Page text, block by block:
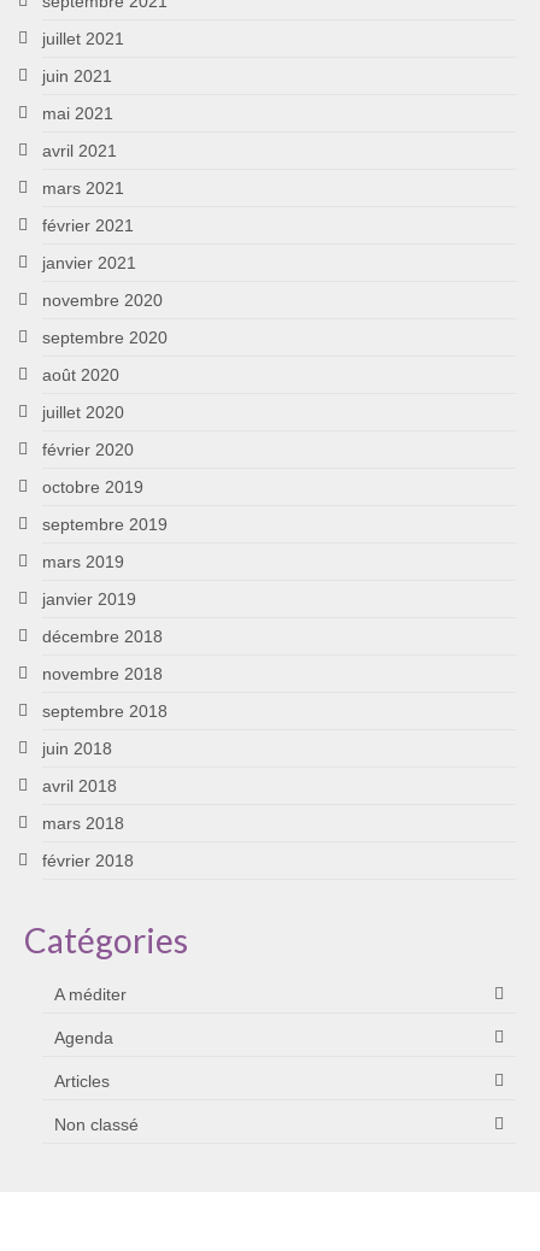
juillet 2021
juin 2021
mai 2021
avril 2021
mars 2021
février 2021
janvier 2021
novembre 2020
septembre 2020
août 2020
juillet 2020
février 2020
octobre 2019
septembre 2019
mars 2019
janvier 2019
décembre 2018
novembre 2018
septembre 2018
juin 2018
avril 2018
mars 2018
février 2018
Catégories
A méditer
Agenda
Articles
Non classé